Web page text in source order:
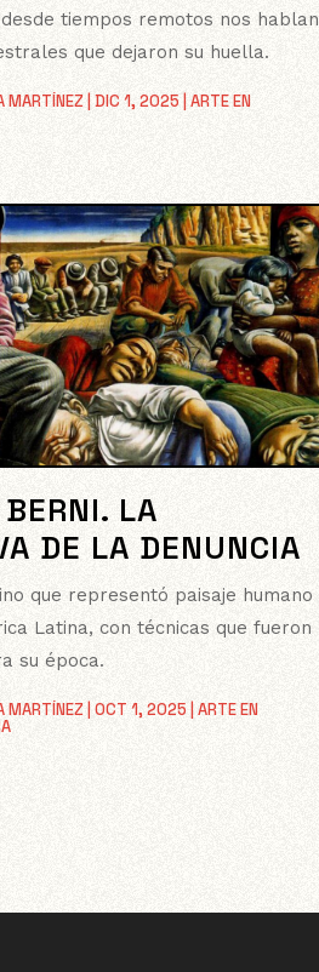
MARTÍNEZ |DIC 1, 2025 |ARTE EN
desde tiempos remotos nos hablan
que dejaron su huella.
LA
DE LA DENUNCIA
MARTÍNEZ |OCT 1, 2025 |ARTE EN
que representó paisaje humano
Latina, con técnicas que fueron
su época.